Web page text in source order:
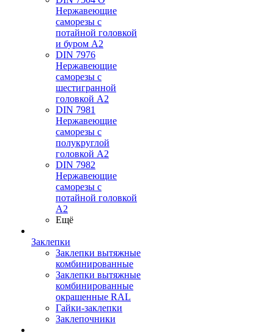
Нержавеющие
саморезы с
потайной головкой
и буром А2
DIN 7976
Нержавеющие
саморезы с
шестигранной
головкой А2
DIN 7981
Нержавеющие
саморезы с
полукруглой
головкой А2
DIN 7982
Нержавеющие
саморезы с
потайной головкой
А2
Ещё
Заклепки
Заклепки вытяжные
комбинированные
Заклепки вытяжные
комбинированные
окрашенные RAL
Гайки-заклепки
Заклепочники